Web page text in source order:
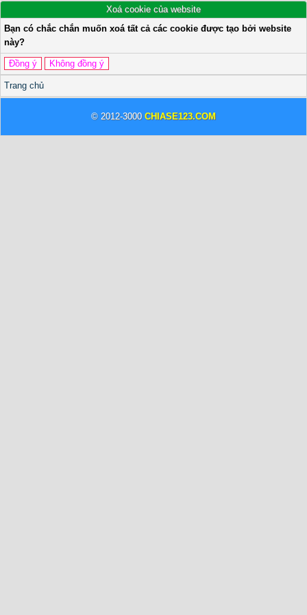
Xoá cookie của website
Bạn có chắc chắn muốn xoá tất cả các cookie được tạo bởi website
này?
Trang chủ
© 2012-3000 CHIASE123.COM